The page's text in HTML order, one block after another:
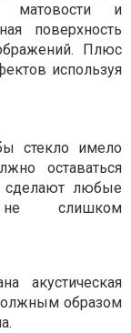
матовости и
поверхность
Плюс
используя
стекло имело
оставаться
сделают любые
не слишком
акустическая
образом